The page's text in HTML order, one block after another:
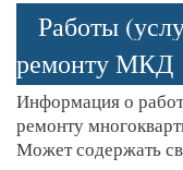
Работы
ремонту МКД
Информация о
ремонту
Может содержать